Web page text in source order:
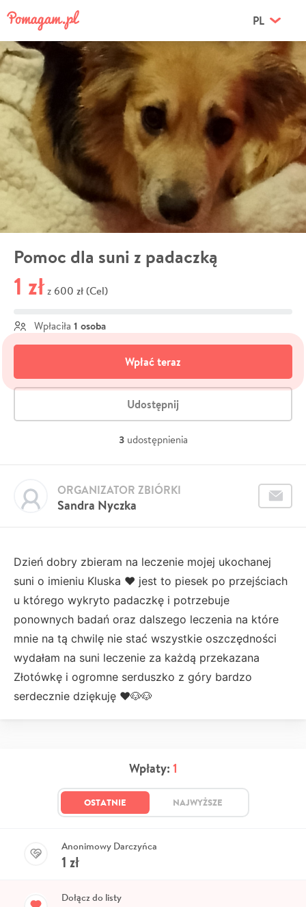
PL
Pomoc dla suni z padaczką
1 zł z 600 zł (Cel)
Wpłaciła 1 osoba
Wpłać teraz
Udostępnij
3 udostępnienia
Sandra Nyczka
ORGANIZATOR ZBIÓRKI
Dzień dobry zbieram na leczenie mojej ukochanej
suni o imieniu Kluska ❤️ jest to piesek po przejściach
u którego wykryto padaczkę i potrzebuje
ponownych badań oraz dalszego leczenia na które
mnie na tą chwilę nie stać wszystkie oszczędności
wydałam na suni leczenie za każdą przekazana
Złotówkę i ogromne serduszko z góry bardzo
serdecznie dziękuję ❤️🐶🐶
Wpłaty: 1
OSTATNIE NAJWYŻSZE
Anonimowy Darczyńca
1 zł
Dołącz do listy